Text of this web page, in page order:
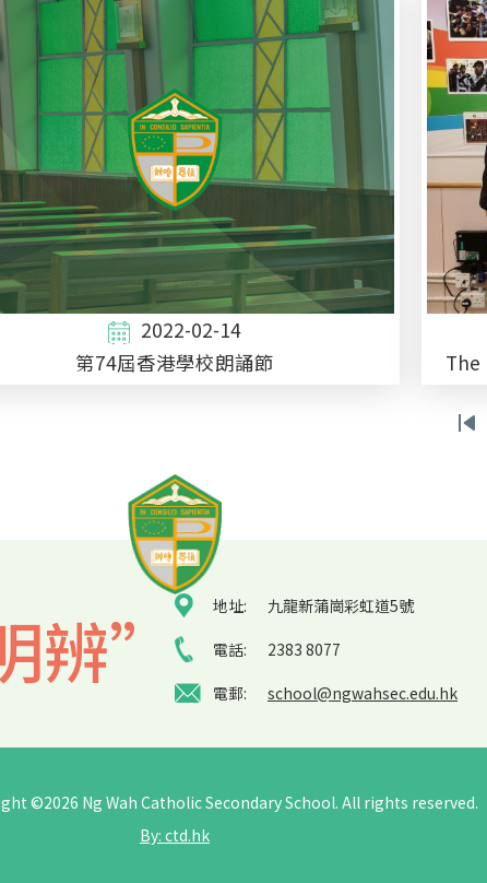
2022-02-14
第74屆香港學校朗誦節
The
辨” 地址:
九龍新蒲崗彩虹道5號
電話:
2383 8077
電郵:
school@ngwahsec.edu.hk
©2026 Ng Wah Catholic Secondary School. All rights reserved.
By: ctd.hk